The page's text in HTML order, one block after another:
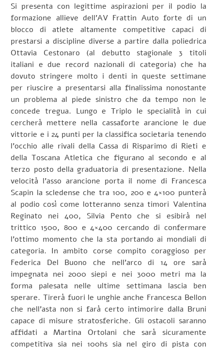
Si presenta con legittime aspirazioni per il podio la
formazione allieve dell’AV Frattin Auto forte di un
blocco di atlete altamente competitive capaci di
prestarsi a discipline diverse a partire dalla poliedrica
Ottavia Cestonaro (al debutto stagionale 3 titoli
italiani e due record nazionali di categoria) che ha
dovuto stringere molto i denti in queste settimane
per riuscire a presentarsi alla finalissima nonostante
un problema al piede sinistro che da tempo non le
concede tregua. Lungo e Triplo le specialità in cui
cercherà mettere nella cassaforte arancione le due
vittorie e i 24 punti per la classifica societaria tenendo
l’occhio alle rivali della Cassa di Risparimo di Rieti e
della Toscana Atletica che figurano al secondo e al
terzo posto della graduatoria di presentazione. Nella
velocità l’asso arancione porta il nome di Francesca
Scapin la scledense che tra 100, 200 e 4×100 punterà
al podio così come lotteranno senza timori Valentina
Reginato nei 400, Silvia Pento che si esibirà nel
trittico 1500, 800 e 4×400 cercando di confermare
l’ottimo momento che la sta portando ai mondiali di
categoria. In ambito corse compito coraggioso per
Federica Del Buono che nell’arco di 14 ore sarà
impegnata nei 2000 siepi e nei 3000 metri ma la
forma palesata nelle ultime settimana lascia ben
sperare. Tirerà fuori le unghie anche Francesca Bellon
che nell’asta non si farà certo intimorire dalla Bruni
capace di misure stratosferiche. Gli ostacoli saranno
affidati a Martina Ortolani che sarà sicuramente
competitiva sia nei 100hs sia nel giro di pista con